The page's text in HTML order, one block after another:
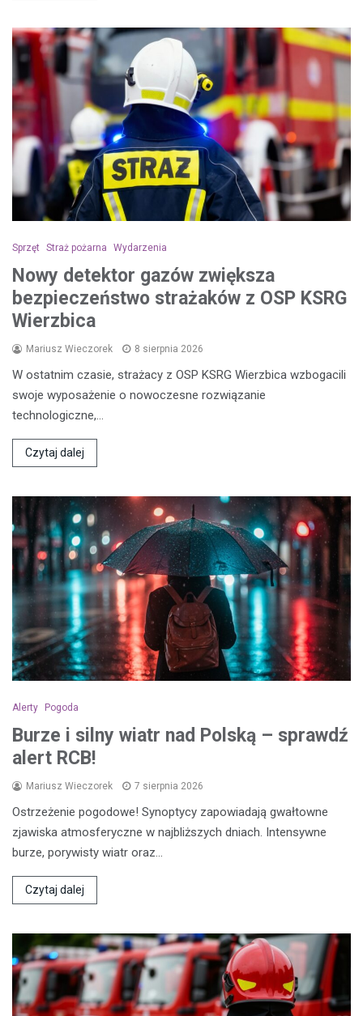
Sprzęt Straż pożarna Wydarzenia
Nowy detektor gazów zwiększa
bezpieczeństwo strażaków z OSP KSRG
Wierzbica
Mariusz Wieczorek 8 sierpnia 2026
W ostatnim czasie, strażacy z OSP KSRG Wierzbica wzbogacili
swoje wyposażenie o nowoczesne rozwiązanie
technologiczne,…
Czytaj dalej
Alerty Pogoda
Burze i silny wiatr nad Polską – sprawdź
alert RCB!
Mariusz Wieczorek 7 sierpnia 2026
Ostrzeżenie pogodowe! Synoptycy zapowiadają gwałtowne
zjawiska atmosferyczne w najbliższych dniach. Intensywne
burze, porywisty wiatr oraz…
Czytaj dalej